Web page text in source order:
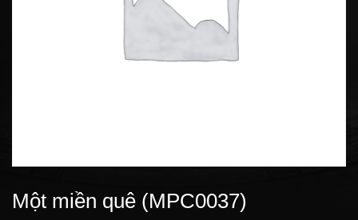
Một miền quê (MPC0037)